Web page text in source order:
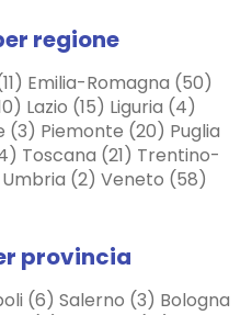
regione
Emilia-Romagna (50)
Lazio (15) Liguria (4)
(3) Piemonte (20) Puglia
Toscana (21) Trentino-
(2) Veneto (58)
provincia
(6) Salerno (3) Bologna